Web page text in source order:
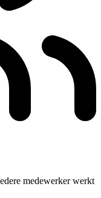
medewerker werkt